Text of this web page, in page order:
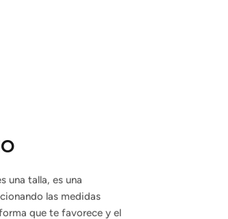
una talla, es una
las medidas
que te favorece y el